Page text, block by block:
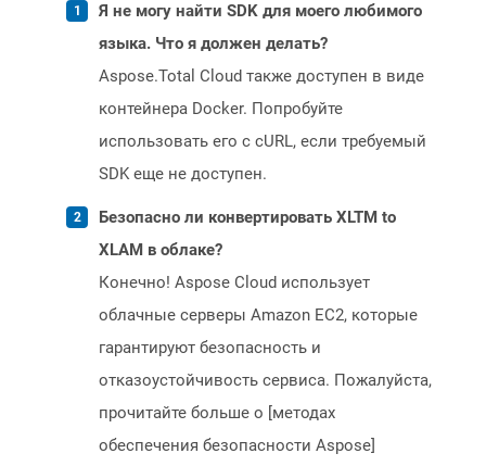
Я не могу найти SDK для моего любимого
языка. Что я должен делать?
Aspose.Total Cloud также доступен в виде
контейнера Docker. Попробуйте
использовать его с cURL, если требуемый
SDK еще не доступен.
Безопасно ли конвертировать XLTM to
XLAM в облаке?
Конечно! Aspose Cloud использует
облачные серверы Amazon EC2, которые
гарантируют безопасность и
отказоустойчивость сервиса. Пожалуйста,
прочитайте больше о [методах
обеспечения безопасности Aspose]